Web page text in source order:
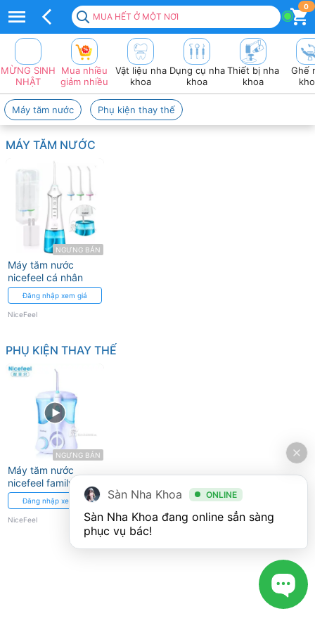
MUA HẾT Ở MỘT NƠI
0
Top
100+
sản
Phẩm
NICEFEEL
Chất
lượng
2026
❤️
VAT
đầy
đủ
MỪNG SINH
NHẬT
Mua nhiều
giảm nhiều
Vật liệu nha
khoa
Dụng cụ nha
khoa
Thiết bị nha
khoa
Ghế
Máy tăm nước Phụ kiện thay thế
MÁY TĂM NƯỚC
NGƯNG BÁN
Máy tăm nước
nicefeel cá nhân
Đăng nhập xem giá
NiceFeel
PHỤ KIỆN THAY THẾ
NGƯNG BÁN
Máy tăm nước
nicefeel family
Đăng nhập xem giá
NiceFeel
Sàn Nha Khoa ONLINE
Sàn Nha Khoa đang online sẳn sàng
phục vụ bác!